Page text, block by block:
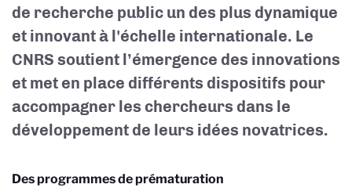
de recherche public un des plus dynamique
et innovant à l'échelle internationale. Le
CNRS soutient l’émergence des innovations
et met en place différents dispositifs pour
accompagner les chercheurs dans le
développement de leurs idées novatrices.
Des programmes de prématuration